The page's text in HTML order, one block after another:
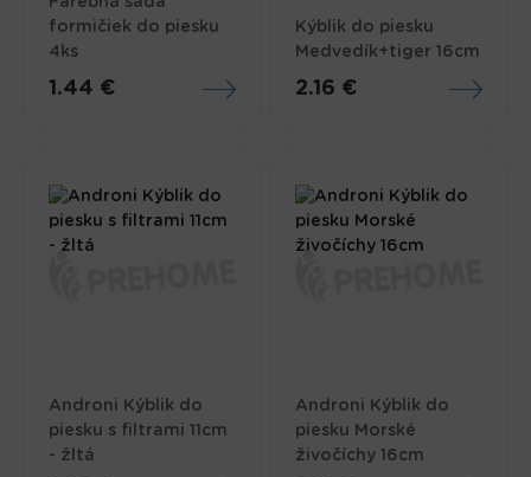
formičiek do piesku
4ks
1.44 €
Kýblik do piesku
Medvedík+tiger 16cm
2.16 €
Androni Kýblik do
piesku s filtrami 11cm
- žltá
Androni Kýblik do
piesku Morské
živočíchy 16cm